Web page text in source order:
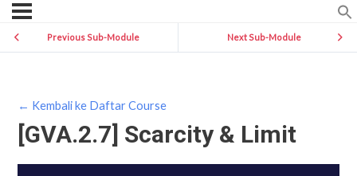
Previous Sub-Module Next Sub-Module
← Kembali ke Daftar Course
[GVA.2.7] Scarcity & Limit